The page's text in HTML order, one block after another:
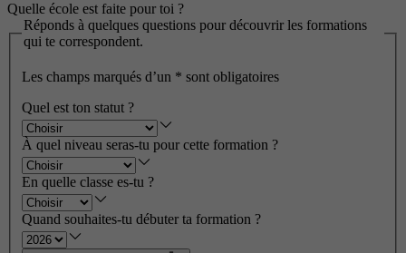
Quelle école est faite pour toi ?
Réponds à quelques questions pour découvrir les formations
qui te correspondent.
Les champs marqués d’un * sont obligatoires
Quel est ton statut ?
À quel niveau seras-tu pour cette formation ?
En quelle classe es-tu ?
Quand souhaites-tu débuter ta formation ?